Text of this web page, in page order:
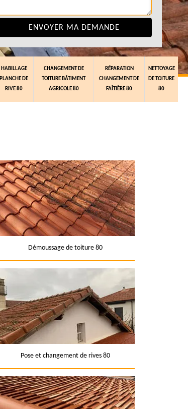
HABILLAGE
PLANCHE DE
RIVE 80
CHANGEMENT DE
TOITURE BÂTIMENT
AGRICOLE 80
RÉPARATION
CHANGEMENT DE
FAÎTIÈRE 80
NETTOYAGE
DE TOITURE
80
Démoussage de toiture 80
Pose et changement de rives 80